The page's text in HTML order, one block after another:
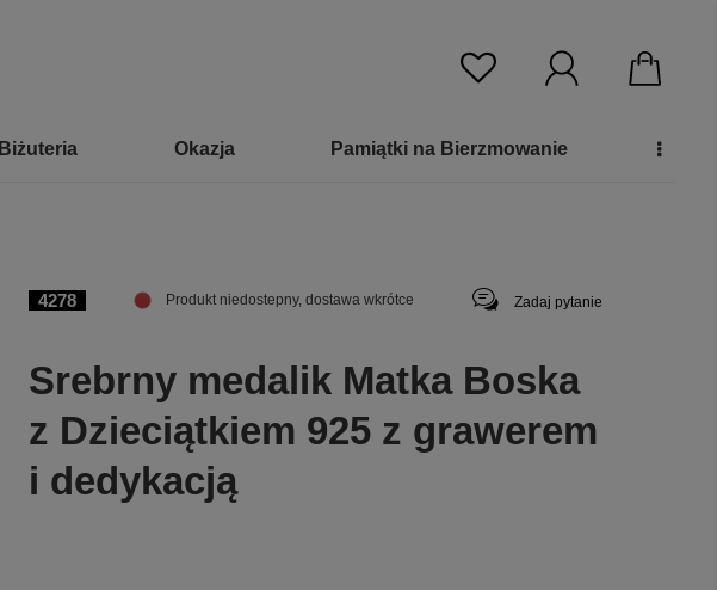
Biżuteria Okazja Pamiątki na Bierzmowanie
4278 Produkt niedostepny, dostawa wkrótce Zadaj pytanie
Srebrny medalik Matka Boska
z Dzieciątkiem 925 z grawerem
i dedykacją